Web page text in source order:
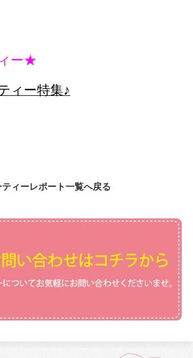
ー★
ィー特集♪
ティーレポート一覧へ戻る